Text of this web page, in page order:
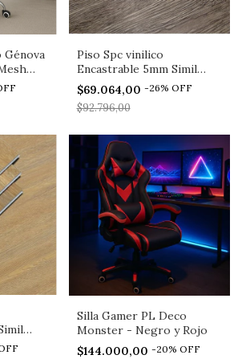
Piso Spc vinilico
Encastrable 5mm Simil
Madera - Roble Imperial
$69.064,00 -26% OFF
$92.796,00
Silla Gamer PL Deco
Monster - Negro y Rojo
$144.000,00 -20% OFF